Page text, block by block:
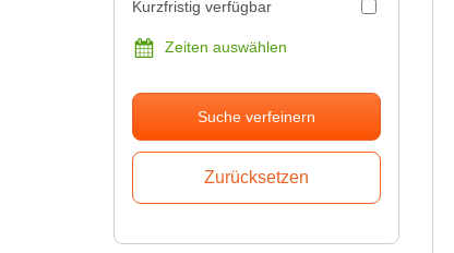
Kurzfristig verfügbar
Zeiten auswählen
Suche verfeinern